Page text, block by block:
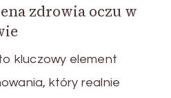
zdrowia oczu w
kluczowy element
który realnie